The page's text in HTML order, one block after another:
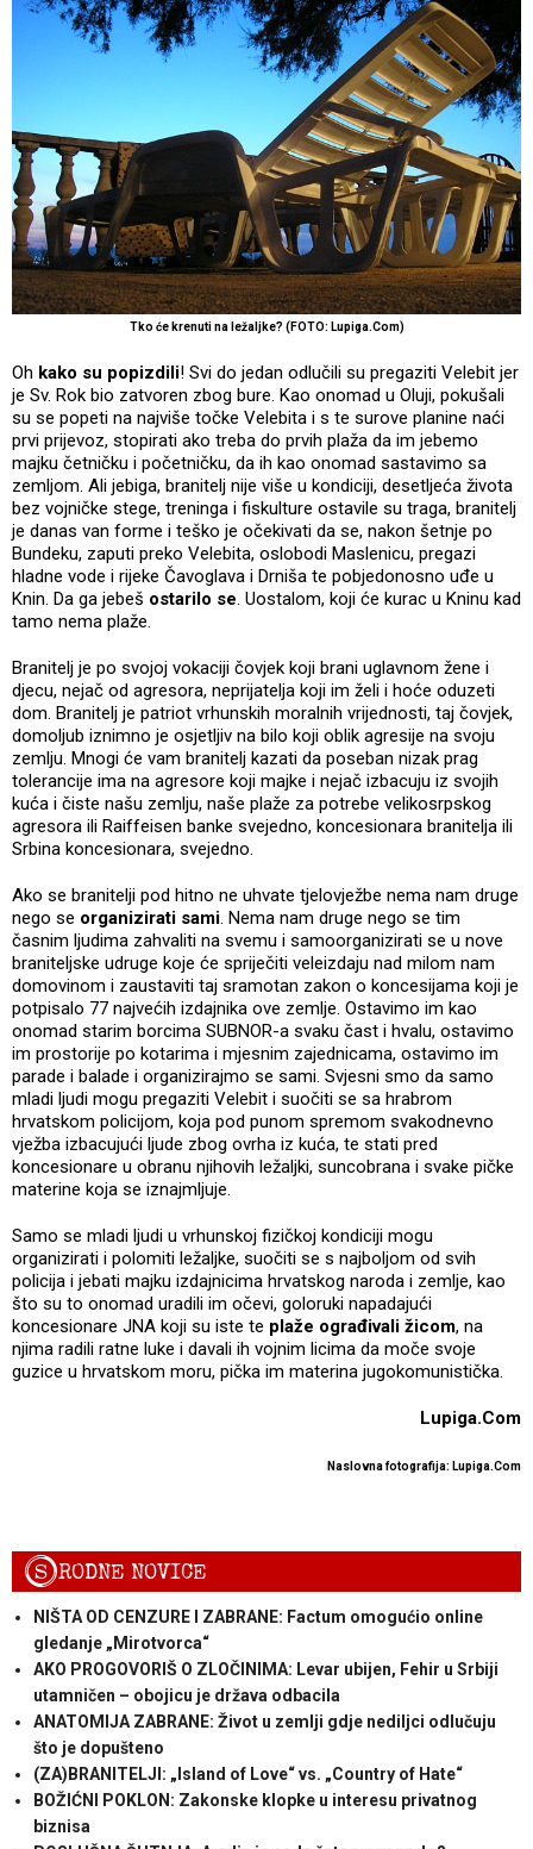
Tko će krenuti na ležaljke? (FOTO: Lupiga.Com)
Oh kako su popizdili! Svi do jedan odlučili su pregaziti Velebit jer
je Sv. Rok bio zatvoren zbog bure. Kao onomad u Oluji, pokušali
su se popeti na najviše točke Velebita i s te surove planine naći
prvi prijevoz, stopirati ako treba do prvih plaža da im jebemo
majku četničku i početničku, da ih kao onomad sastavimo sa
zemljom. Ali jebiga, branitelj nije više u kondiciji, desetljeća života
bez vojničke stege, treninga i fiskulture ostavile su traga, branitelj
je danas van forme i teško je očekivati da se, nakon šetnje po
Bundeku, zaputi preko Velebita, oslobodi Maslenicu, pregazi
hladne vode i rijeke Čavoglava i Drniša te pobjedonosno uđe u
Knin. Da ga jebeš ostarilo se. Uostalom, koji će kurac u Kninu kad
tamo nema plaže.
Branitelj je po svojoj vokaciji čovjek koji brani uglavnom žene i
djecu, nejač od agresora, neprijatelja koji im želi i hoće oduzeti
dom. Branitelj je patriot vrhunskih moralnih vrijednosti, taj čovjek,
domoljub iznimno je osjetljiv na bilo koji oblik agresije na svoju
zemlju. Mnogi će vam branitelj kazati da poseban nizak prag
tolerancije ima na agresore koji majke i nejač izbacuju iz svojih
kuća i čiste našu zemlju, naše plaže za potrebe velikosrpskog
agresora ili Raiffeisen banke svejedno, koncesionara branitelja ili
Srbina koncesionara, svejedno.
Ako se branitelji pod hitno ne uhvate tjelovježbe nema nam druge
nego se organizirati sami. Nema nam druge nego se tim
časnim ljudima zahvaliti na svemu i samoorganizirati se u nove
braniteljske udruge koje će spriječiti veleizdaju nad milom nam
domovinom i zaustaviti taj sramotan zakon o koncesijama koji je
potpisalo 77 najvećih izdajnika ove zemlje. Ostavimo im kao
onomad starim borcima SUBNOR-a svaku čast i hvalu, ostavimo
im prostorije po kotarima i mjesnim zajednicama, ostavimo im
parade i balade i organizirajmo se sami. Svjesni smo da samo
mladi ljudi mogu pregaziti Velebit i suočiti se sa hrabrom
hrvatskom policijom, koja pod punom spremom svakodnevno
vježba izbacujući ljude zbog ovrha iz kuća, te stati pred
koncesionare u obranu njihovih ležaljki, suncobrana i svake pičke
materine koja se iznajmljuje.
Samo se mladi ljudi u vrhunskoj fizičkoj kondiciji mogu
organizirati i polomiti ležaljke, suočiti se s najboljom od svih
policija i jebati majku izdajnicima hrvatskog naroda i zemlje, kao
što su to onomad uradili im očevi, goloruki napadajući
koncesionare JNA koji su iste te plaže ograđivali žicom, na
njima radili ratne luke i davali ih vojnim licima da moče svoje
guzice u hrvatskom moru, pička im materina jugokomunistička.
Lupiga.Com
Naslovna fotografija: Lupiga.Com
SRODNE NOVICE
NIŠTA OD CENZURE I ZABRANE: Factum omogućio online
gledanje „Mirotvorca“
AKO PROGOVORIŠ O ZLOČINIMA: Levar ubijen, Fehir u Srbiji
utamničen – obojicu je država odbacila
ANATOMIJA ZABRANE: Život u zemlji gdje nediljci odlučuju
što je dopušteno
(ZA)BRANITELJI: „Island of Love“ vs. „Country of Hate“
BOŽIĆNI POKLON: Zakonske klopke u interesu privatnog
biznisa